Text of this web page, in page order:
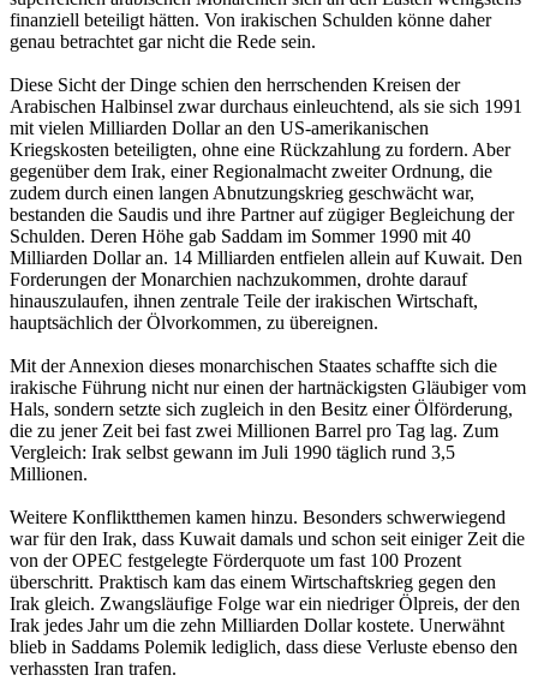
finanziell beteiligt hätten. Von irakischen Schulden könne daher
genau betrachtet gar nicht die Rede sein.
Diese Sicht der Dinge schien den herrschenden Kreisen der
Arabischen Halbinsel zwar durchaus einleuchtend, als sie sich 1991
mit vielen Milliarden Dollar an den US-amerikanischen
Kriegskosten beteiligten, ohne eine Rückzahlung zu fordern. Aber
gegenüber dem Irak, einer Regionalmacht zweiter Ordnung, die
zudem durch einen langen Abnutzungskrieg geschwächt war,
bestanden die Saudis und ihre Partner auf zügiger Begleichung der
Schulden. Deren Höhe gab Saddam im Sommer 1990 mit 40
Milliarden Dollar an. 14 Milliarden entfielen allein auf Kuwait. Den
Forderungen der Monarchien nachzukommen, drohte darauf
hinauszulaufen, ihnen zentrale Teile der irakischen Wirtschaft,
hauptsächlich der Ölvorkommen, zu übereignen.
Mit der Annexion dieses monarchischen Staates schaffte sich die
irakische Führung nicht nur einen der hartnäckigsten Gläubiger vom
Hals, sondern setzte sich zugleich in den Besitz einer Ölförderung,
die zu jener Zeit bei fast zwei Millionen Barrel pro Tag lag. Zum
Vergleich: Irak selbst gewann im Juli 1990 täglich rund 3,5
Millionen.
Weitere Konfliktthemen kamen hinzu. Besonders schwerwiegend
war für den Irak, dass Kuwait damals und schon seit einiger Zeit die
von der OPEC festgelegte Förderquote um fast 100 Prozent
überschritt. Praktisch kam das einem Wirtschaftskrieg gegen den
Irak gleich. Zwangsläufige Folge war ein niedriger Ölpreis, der den
Irak jedes Jahr um die zehn Milliarden Dollar kostete. Unerwähnt
blieb in Saddams Polemik lediglich, dass diese Verluste ebenso den
verhassten Iran trafen.